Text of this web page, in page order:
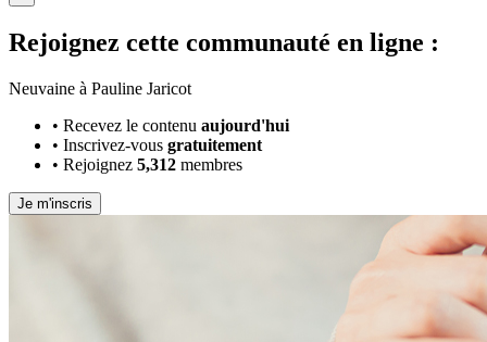
Rejoignez cette communauté en ligne :
Neuvaine à Pauline Jaricot
• Recevez le contenu aujourd'hui
• Inscrivez-vous gratuitement
• Rejoignez 5,312 membres
Je m'inscris